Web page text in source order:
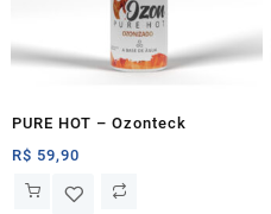
PURE HOT – Ozonteck
R$ 59,90